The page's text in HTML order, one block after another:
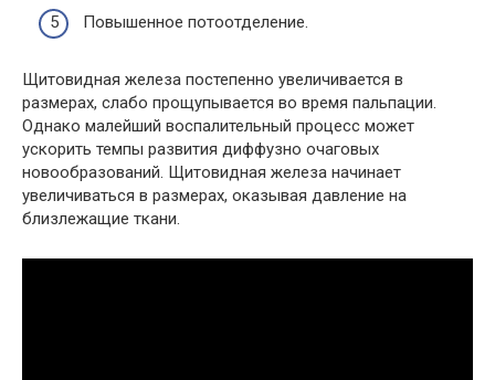
Повышенное потоотделение.
Щитовидная железа постепенно увеличивается в
размерах, слабо прощупывается во время пальпации.
Однако малейший воспалительный процесс может
ускорить темпы развития диффузно очаговых
новообразований. Щитовидная железа начинает
увеличиваться в размерах, оказывая давление на
близлежащие ткани.